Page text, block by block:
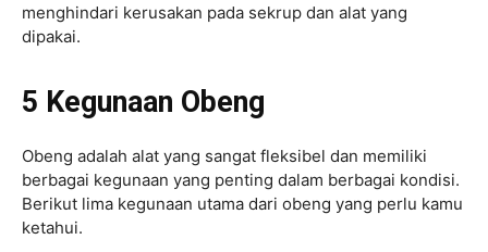
menghindari kerusakan pada sekrup dan alat yang
dipakai.
5 Kegunaan Obeng
Obeng adalah alat yang sangat fleksibel dan memiliki
berbagai kegunaan yang penting dalam berbagai kondisi.
Berikut lima kegunaan utama dari obeng yang perlu kamu
ketahui.